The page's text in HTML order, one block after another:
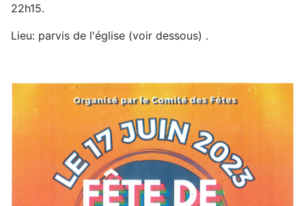
22h15.
Lieu: parvis de l'église (voir dessous) .